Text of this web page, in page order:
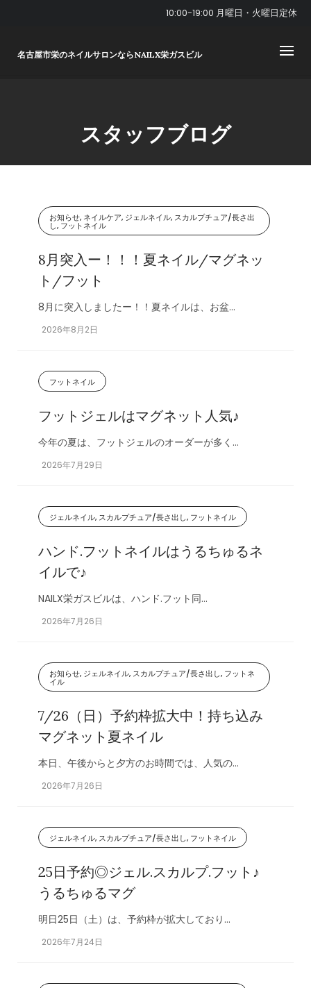
10:00-19:00 月曜日・火曜日定休
名古屋市栄のネイルサロンならNAILX栄ガスビル
スタッフブログ
お知らせ, ネイルケア, ジェルネイル, スカルプチュア/長さ出
し, フットネイル
8月突入ー！！！夏ネイル/マグネッ
ト/フット
8月に突入しましたー！！夏ネイルは、お盆...
2026年8月2日
フットネイル
フットジェルはマグネット人気♪
今年の夏は、フットジェルのオーダーが多く...
2026年7月29日
ジェルネイル, スカルプチュア/長さ出し, フットネイル
ハンド.フットネイルはうるちゅるネ
イルで♪
NAILX栄ガスビルは、ハンド.フット同...
2026年7月26日
お知らせ, ジェルネイル, スカルプチュア/長さ出し, フットネ
イル
7/26（日）予約枠拡大中！持ち込み
マグネット夏ネイル
本日、午後からと夕方のお時間では、人気の...
2026年7月26日
ジェルネイル, スカルプチュア/長さ出し, フットネイル
25日予約◎ジェル.スカルプ.フット♪
うるちゅるマグ
明日25日（土）は、予約枠が拡大しており...
2026年7月24日